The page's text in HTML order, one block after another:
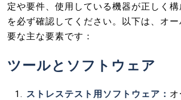
定や要件、使用している機器が正しく
を必ず確認してください。以下は、オ
要な主な要素です：
ツールとソフトウェア
ストレステスト用ソフトウェア：